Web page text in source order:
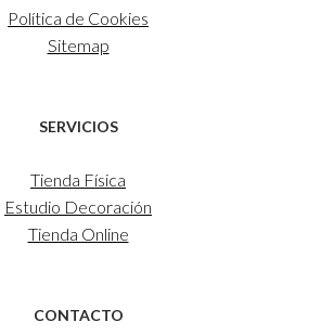
Política de Cookies
Sitemap
SERVICIOS
Tienda Física
Estudio Decoración
Tienda Online
CONTACTO